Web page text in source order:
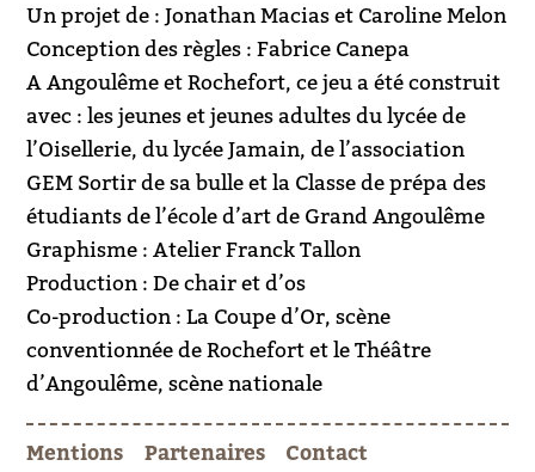
Un projet de : Jonathan Macias et Caroline Melon
Conception des règles : Fabrice Canepa
A Angoulême et Rochefort, ce jeu a été construit
avec : les jeunes et jeunes adultes du lycée de
l’Oisellerie, du lycée Jamain, de l’association
GEM Sortir de sa bulle et la Classe de prépa des
étudiants de l’école d’art de Grand Angoulême
Graphisme : Atelier Franck Tallon
Production : De chair et d’os
Co-production : La Coupe d’Or, scène
conventionnée de Rochefort et le Théâtre
d’Angoulême, scène nationale
Mentions Partenaires Contact